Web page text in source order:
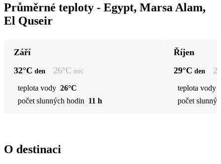
Průměrné teploty - Egypt, Marsa Alam,
El Quseir
Září
32°C den 26°C noc
teplota vody 26°C
počet slunných hodin 11 h
Říjen
29°C den
teplota vody
počet
O destinaci